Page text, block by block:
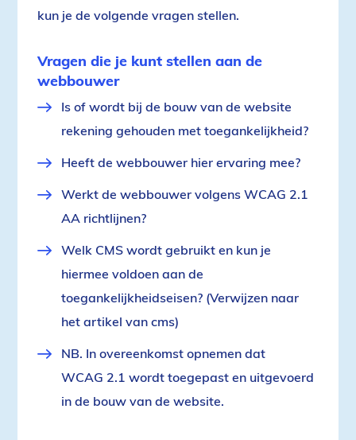
kun je de volgende vragen stellen.
Vragen die je kunt stellen aan de
webbouwer
Is of wordt bij de bouw van de website
rekening gehouden met toegankelijkheid?
Heeft de webbouwer hier ervaring mee?
Werkt de webbouwer volgens WCAG 2.1
AA richtlijnen?
Welk CMS wordt gebruikt en kun je
hiermee voldoen aan de
toegankelijkheidseisen? (Verwijzen naar
het artikel van cms)
NB. In overeenkomst opnemen dat
WCAG 2.1 wordt toegepast en uitgevoerd
in de bouw van de website.